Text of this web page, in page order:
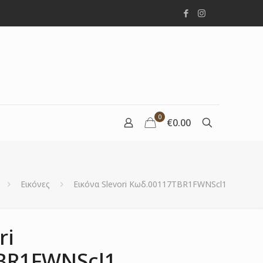
0 €0.00
Εικόνες Εικόνα Slevori Κωδ.00117TBR1FWNScl1